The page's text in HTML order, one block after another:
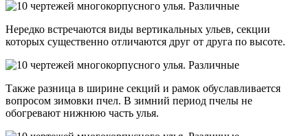
Нередко встречаются виды вертикальных ульев, секции
которых существенно отличаются друг от друга по высоте.
Также разница в ширине секций и рамок обуславливается
вопросом зимовки пчел. В зимний период пчелы не
обогревают нижнюю часть улья.